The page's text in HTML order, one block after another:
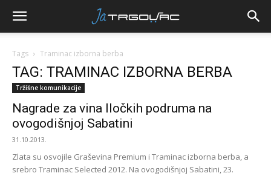
Tags Traminac izborna berba
TAG: TRAMINAC IZBORNA BERBA
Tržišne komunikacije
Nagrade za vina Iločkih podruma na
ovogodišnjoj Sabatini
31.10.2013.
Zlata su osvojile Graševina Premium i Traminac izborna berba, a
srebro Traminac Selected 2012. Na ovogodišnjoj Sabatini, 23.